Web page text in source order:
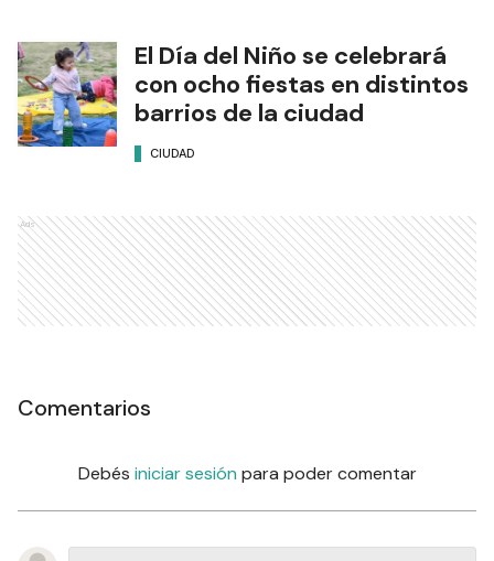
El Día del Niño se celebrará
con ocho fiestas en distintos
barrios de la ciudad
CIUDAD
Ads
Comentarios
Debés iniciar sesión para poder comentar